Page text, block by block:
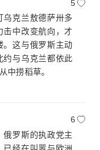
5
乌克兰敖德萨卅多
击中改变航向，才
。这与俄罗斯主动
约与乌克兰都依此
中捞稻草。
6
俄罗斯的执政党主
经在叫嚣与欧洲